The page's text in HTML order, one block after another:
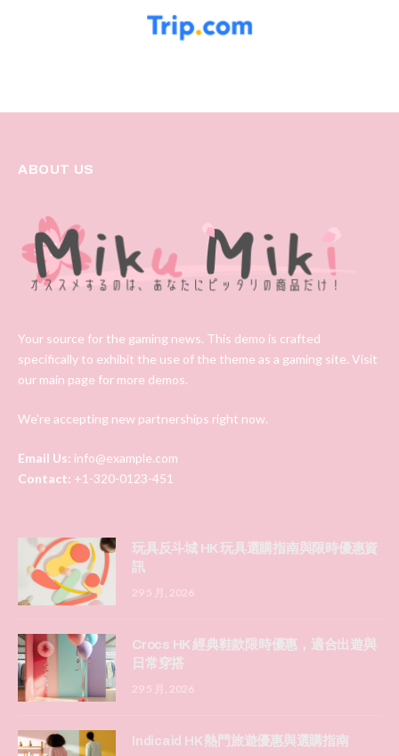
ABOUT US
Your source for the gaming news. This demo is crafted
specifically to exhibit the use of the theme as a gaming site. Visit
our main page for more demos.
We're accepting new partnerships right now.
Email Us: info@example.com
Contact: +1-320-0123-451
玩具反斗城 HK 玩具選購指南與限時優惠資
訊
29 5 月, 2026
Crocs HK 經典鞋款限時優惠，適合出遊與
日常穿搭
29 5 月, 2026
Indicaid HK 熱門旅遊優惠與選購指南